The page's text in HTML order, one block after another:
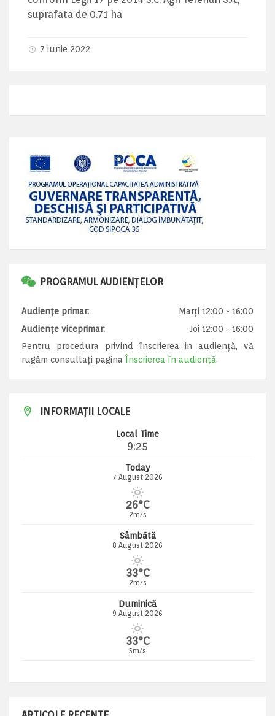
suprafata de 0.71 ha
7 iunie 2022
PROGRAMUL AUDIENȚELOR
Audiențe primar:
Marți 12:00 - 16:00
Audiențe viceprimar:
Joi 12:00 - 16:00
Pentru procedura privind înscrierea in audiență, vă
rugăm consultați pagina Înscrierea în audiență.
INFORMAȚII LOCALE
Local Time
9:25
Today
7 August 2026
26°C
2m/s
Sâmbătă
8 August 2026
33°C
2m/s
Duminică
9 August 2026
33°C
5m/s